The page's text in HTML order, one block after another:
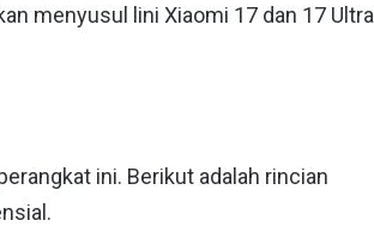
menyusul lini Xiaomi 17 dan 17 Ultra
ini. Berikut adalah rincian